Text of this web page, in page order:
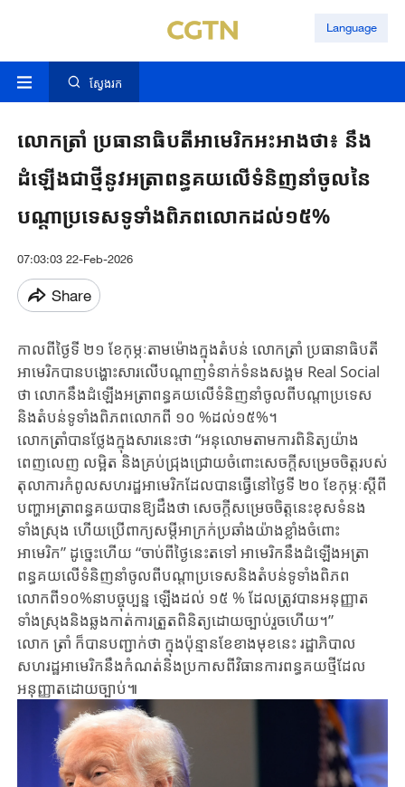
Language
ស្វែងរក
លោកត្រាំ ប្រធានាធិបតីអាមេរិកអះអាងថា៖ នឹង
ដំឡើងជាថ្មីនូវអត្រាពន្ធគយលើទំនិញនាំចូលនៃ
បណ្តាប្រទេសទូទាំងពិភពលោកដល់១៥%
07:03:03 22-Feb-2026
Share
កាលពីថ្ងៃទី ២១ ខែកុម្ភៈតាមម៉ោងក្នុងតំបន់ លោកត្រាំ ប្រធានាធិបតី
អាមេរិកបានបង្ហោះសារលើបណ្តាញទំនាក់ទំនងសង្គម Real Social
ថា លោកនឹងដំឡើងអត្រាពន្ធគយលើទំនិញនាំចូលពីបណ្តាប្រទេស
និងតំបន់ទូទាំងពិភពលោកពី ១០ %ដល់១៥%។
លោកត្រាំបានថ្លែងក្នុងសារនេះថា “អនុលោមតាមការពិនិត្យយ៉ាង
ពេញលេញ លម្អិត និងគ្រប់ជ្រុងជ្រោយចំពោះសេចក្តីសម្រេចចិត្តរបស់
តុលាការកំពូលសហរដ្ឋអាមេរិកដែលបានធ្វើនៅថ្ងៃទី ២០ ខែកុម្ភៈស្តីពី
បញ្ហាអត្រាពន្ធគយបានឱ្យដឹងថា សេចក្តីសម្រេចចិត្តនេះខុសទំនង
ទាំងស្រុង ហើយប្រើពាក្យសម្តីអាក្រក់ប្រឆាំងយ៉ាងខ្លាំងចំពោះ
អាមេរិក” ដូច្នេះហើយ “ចាប់ពីថ្ងៃនេះតទៅ អាមេរិកនឹងដំឡើងអត្រា
ពន្ធគយលើទំនិញនាំចូលពីបណ្តាប្រទេសនិងតំបន់ទូទាំងពិភព
លោកពី១០%នាបច្ចុប្បន្ន ឡើងដល់ ១៥ % ដែលត្រូវបានអនុញ្ញាត
ទាំងស្រុងនិងឆ្លងកាត់ការត្រួតពិនិត្យដោយច្បាប់រួចហើយ។”
លោក ត្រាំ ក៏បានបញ្ជាក់ថា ក្នុងប៉ុន្មានខែខាងមុខនេះ រដ្ឋាភិបាល
សហរដ្ឋអាមេរិកនឹងកំណត់និងប្រកាសពីវិធានការពន្ធគយថ្មីដែល
អនុញ្ញាតដោយច្បាប់៕